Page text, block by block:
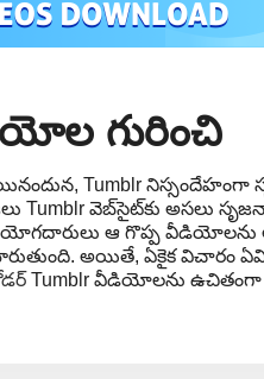
గురించి
Tumblr నిస్సందేహంగా
వెబ్‌సైట్‌కు అసలు
ఆ గొప్ప
అయితే, ఏకైక విచారం
Tumblr వీడియోలను